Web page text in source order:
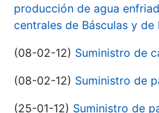
producción de agua
centrales de Básculas y de
(08-02-12) Suministro de
(08-02-12) Suministro de
(25-01-12) Suministro de